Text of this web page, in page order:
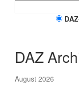
DAZ
August 2026